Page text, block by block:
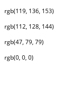
rgb(119, 136, 153)
rgb(112, 128, 144)
rgb(47, 79, 79)
rgb(0, 0, 0)